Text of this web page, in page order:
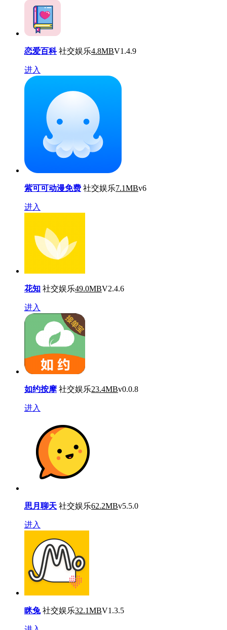
恋爱百科 社交娱乐4.8MBV1.4.9
进入
紫可可动漫免费 社交娱乐7.1MBv6
进入
花知 社交娱乐49.0MBV2.4.6
进入
如约按摩 社交娱乐23.4MBv0.0.8
进入
思月聊天 社交娱乐62.2MBv5.5.0
进入
眯兔 社交娱乐32.1MBV1.3.5